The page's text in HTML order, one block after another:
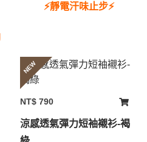
⚡️靜電汗味止步⚡️
NEW
NT$ 790
涼感透氣彈力短袖襯衫-褐